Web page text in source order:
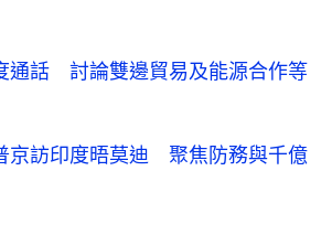
通話 討論雙邊貿易及能源合作等
訪印度晤莫迪 聚焦防務與千億